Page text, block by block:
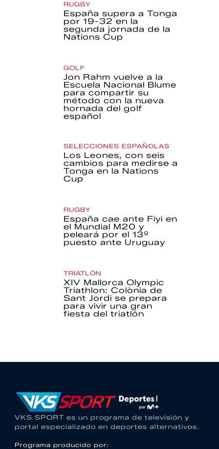
RUGBY
España supera a Tonga
por 19-32 en la
segunda jornada de la
Nations Cup
GOLF
Jon Rahm vuelve a la
Escuela Nacional Blume
para compartir su
método con la nueva
hornada del golf
español
SELECCIONES ESPAÑOLAS
Los Leones, con seis
cambios para medirse a
Tonga en la Nations
Cup
RUGBY
España cae ante Fiyi en
el Mundial M20 y
peleará por el 13º
puesto ante Uruguay
TRIATLÓN
XIV Mallorca Olympic
Triathlon: Colònia de
Sant Jordi se prepara
para vivir una gran
fiesta del triatlón
VKS SPORT es un programa de televisión y
portal especializado en deportes alternativos.
Programa producido por: